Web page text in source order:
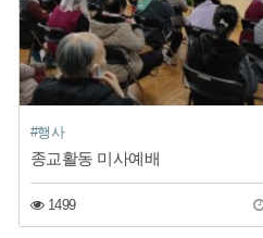
#행사
종교활동 미사예배
1499